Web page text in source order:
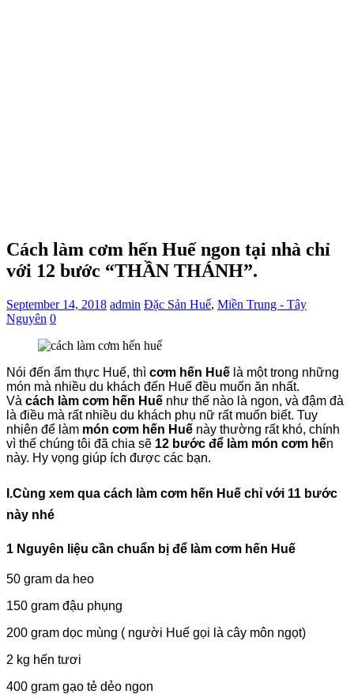
Cách làm cơm hến Huế ngon tại nhà chỉ
với 12 bước “THẦN THÁNH”.
September 14, 2018 admin Đặc Sản Huế, Miền Trung - Tây
Nguyên 0
Nói đến ẩm thực Huế, thì cơm hến Huế là một trong những
món mà nhiều du khách đến Huế đều muốn ăn nhất.
Và cách làm cơm hến Huế như thế nào là ngon, và đậm đà
là điều mà rất nhiều du khách phụ nữ rất muốn biết. Tuy
nhiên để làm món cơm hến Huế này thường rất khó, chính
vì thế chúng tôi đã chia sẽ 12 bước để làm món cơm hến
này. Hy vọng giúp ích được các bạn.
I.Cùng xem qua cách làm cơm hến Huế chỉ với 11 bước
này nhé
1 Nguyên liệu cần chuẩn bị để làm cơm hến Huế
50 gram da heo
150 gram đậu phụng
200 gram dọc mùng ( người Huế gọi là cây môn ngọt)
2 kg hến tươi
400 gram gạo tẻ dẻo ngon